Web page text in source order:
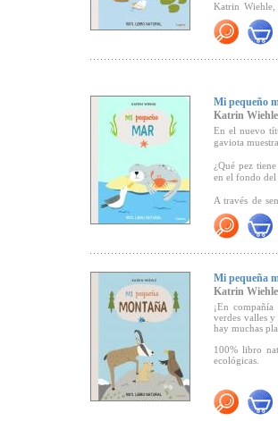
Katrin
hecho 100%
Con breves
conocimiento
Mi pequeño
Katrin Wiehle
En el nuevo
gaviota
¿Qué pez
en el fondo del
A través de
lugar habitado.
Katrin Wiehle,
ecológicas.
"Una
(Canal Lector).
Mi pequeña
Katrin Wiehle
¡En
verdes valles y
hay muchas
100% libro
ecológicas.
candorosas